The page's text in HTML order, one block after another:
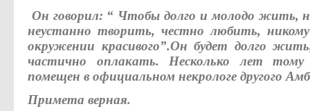
Он говорил: “ Чтобы долго и молодо жить,
неустанно творить, честно любить,
окружении красивого”.Он будет долго
частично оплакать. Несколько лет
помещен в официальном некрологе другого
Примета верная.